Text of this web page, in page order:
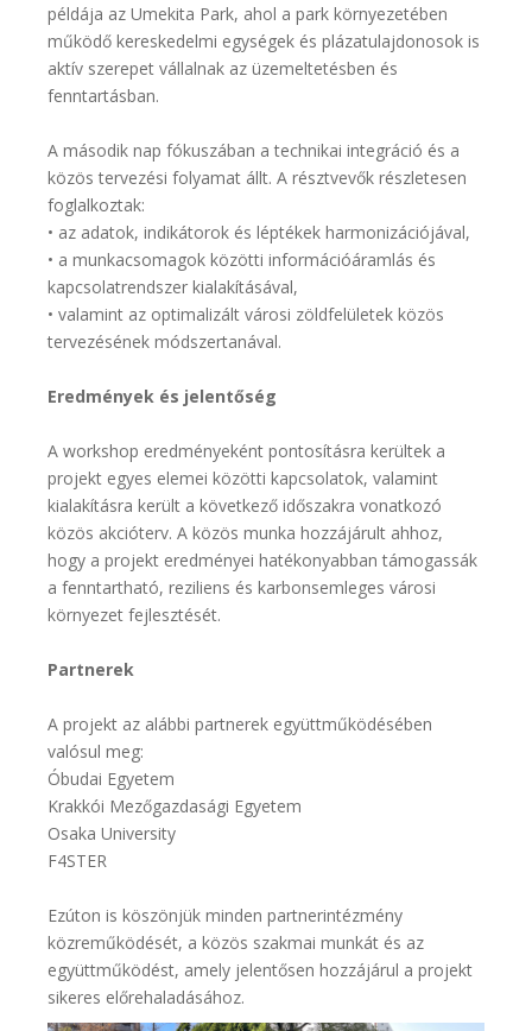
példája az Umekita Park, ahol a park környezetében
működő kereskedelmi egységek és plázatulajdonosok is
aktív szerepet vállalnak az üzemeltetésben és
fenntartásban.
A második nap fókuszában a technikai integráció és a
közös tervezési folyamat állt. A résztvevők részletesen
foglalkoztak:
• az adatok, indikátorok és léptékek harmonizációjával,
• a munkacsomagok közötti információáramlás és
kapcsolatrendszer kialakításával,
• valamint az optimalizált városi zöldfelületek közös
tervezésének módszertanával.
Eredmények és jelentőség
A workshop eredményeként pontosításra kerültek a
projekt egyes elemei közötti kapcsolatok, valamint
kialakításra került a következő időszakra vonatkozó
közös akcióterv. A közös munka hozzájárult ahhoz,
hogy a projekt eredményei hatékonyabban támogassák
a fenntartható, reziliens és karbonsemleges városi
környezet fejlesztését.
Partnerek
A projekt az alábbi partnerek együttműködésében
valósul meg:
Óbudai Egyetem
Krakkói Mezőgazdasági Egyetem
Osaka University
F4STER
Ezúton is köszönjük minden partnerintézmény
közreműködését, a közös szakmai munkát és az
együttműködést, amely jelentősen hozzájárul a projekt
sikeres előrehaladásához.